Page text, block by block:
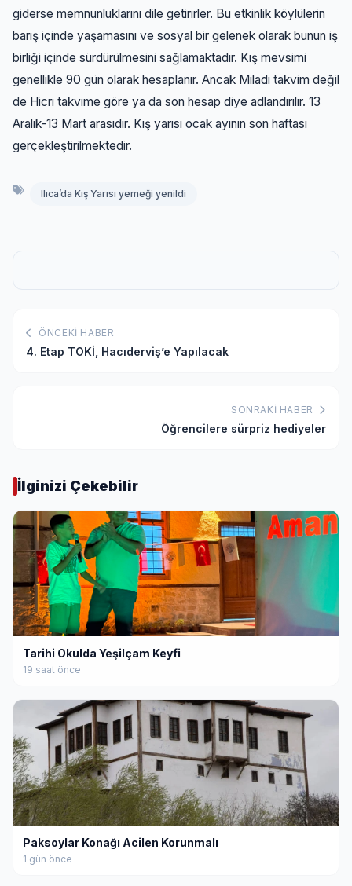
giderse memnunluklarını dile getirirler. Bu etkinlik köylülerin
barış içinde yaşamasını ve sosyal bir gelenek olarak bunun iş
birliği içinde sürdürülmesini sağlamaktadır. Kış mevsimi
genellikle 90 gün olarak hesaplanır. Ancak Miladi takvim değil
de Hicri takvime göre ya da son hesap diye adlandırılır. 13
Aralık-13 Mart arasıdır. Kış yarısı ocak ayının son haftası
gerçekleştirilmektedir.
Ilıca’da Kış Yarısı yemeği yenildi
ÖNCEKI HABER
4. Etap TOKİ, Hacıderviş’e Yapılacak
SONRAKI HABER
Öğrencilere sürpriz hediyeler
İlginizi Çekebilir
Tarihi Okulda Yeşilçam Keyfi
19 saat önce
Paksoylar Konağı Acilen Korunmalı
1 gün önce